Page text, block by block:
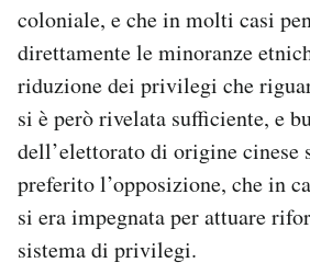
coloniale, e che in molti casi
direttamente le minoranze
riduzione dei privilegi che
si è però rivelata sufficiente, e
dell’elettorato di origine cinese
preferito l’opposizione, che in
si era impegnata per attuare
sistema di privilegi.